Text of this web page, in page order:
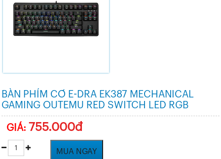
BÀN PHÍM CƠ E-DRA EK387 MECHANICAL
GAMING OUTEMU RED SWITCH LED RGB
GIÁ: 755.000đ
MUA NGAY